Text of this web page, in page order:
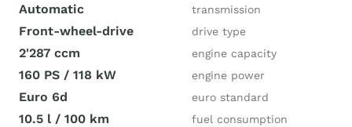
Automatic transmission
Front-wheel-drive drive type
2'287 ccm engine capacity
160 PS / 118 kW engine power
Euro 6d euro standard
10.5 l / 100 km fuel consumption